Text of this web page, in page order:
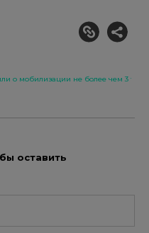
о мобилизации не более чем 3 тыс.
оставить